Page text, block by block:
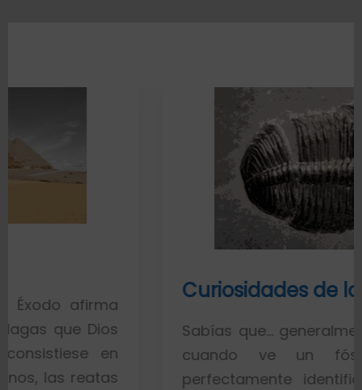
Curiosidades de los fósiles
Sabías que… generalmente toda la
cuando ve un fósil de un
perfectamente identificado piensa